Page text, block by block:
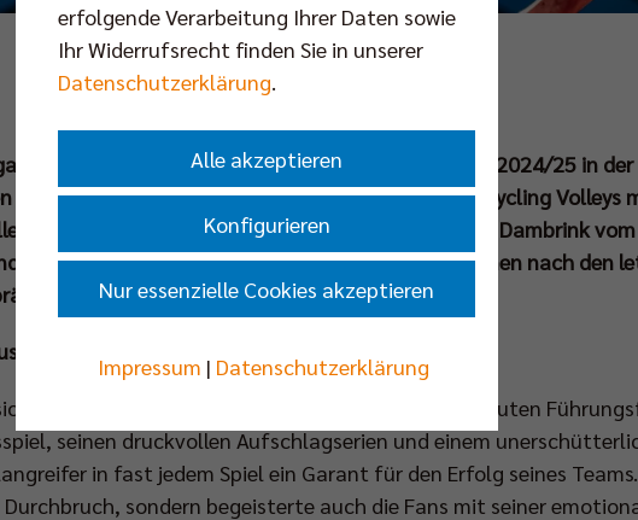
Fotos: Justus Stegemann
(VBL) hat die wertvollsten Spieler:innen der Saison 2024/25 in
Männern setzte sich Jake Hanes von den Berlin Recycling Volleys
durch. In der Frauen-Bundesliga überzeugte Elles Dambrink vom
zwei silbernen Auszeichnungen. Beide MVPs bekamen nach den
Trophäen überreicht.
Chicago
in seinem ersten Jahr bei den BR Volleys zur absoluten
seinen druckvollen Aufschlagserien und einem
in fast jedem Spiel ein Garant für den Erfolg seines
sondern begeisterte auch die Fans mit seiner
erfolgende Verarbeitung Ihrer Daten sowie
Ihr Widerrufsrecht finden Sie in unserer
Datenschutzerklärung.
Alle akzeptieren
Konfigurieren
Nur essenzielle Cookies akzeptieren
Impressum | Datenschutzerklärung